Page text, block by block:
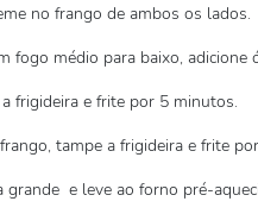
no frango de ambos os lados.
fogo médio para baixo,
frigideira e frite por 5 minutos.
tampe a frigideira e frite
grande e leve ao forno pré-